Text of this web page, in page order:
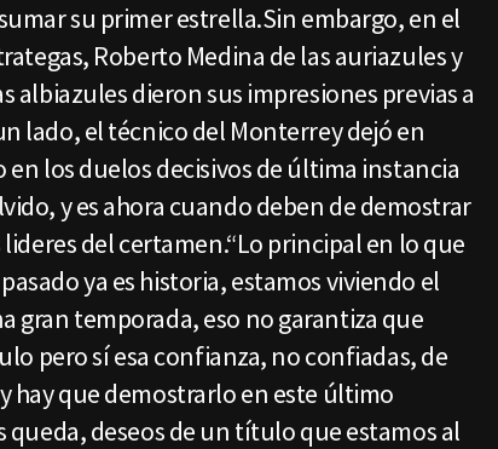
su primer estrella.Sin embargo, en el
Roberto Medina de las auriazules y
albiazules dieron sus impresiones previas a
lado, el técnico del Monterrey dejó en
en los duelos decisivos de última instancia
y es ahora cuando deben de demostrar
del certamen.“Lo principal en lo que
ya es historia, estamos viviendo el
gran temporada, eso no garantiza que
pero sí esa confianza, no confiadas, de
hay que demostrarlo en este último
queda, deseos de un título que estamos al